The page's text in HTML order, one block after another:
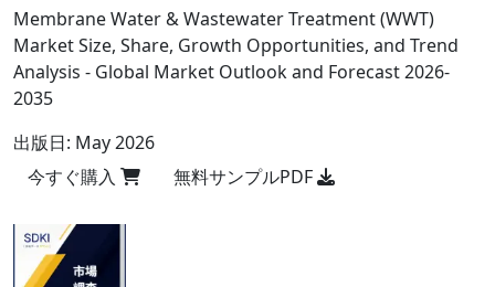
Membrane Water & Wastewater Treatment (WWT)
Market Size, Share, Growth Opportunities, and Trend
Analysis - Global Market Outlook and Forecast 2026-
2035
出版日: May 2026
今すぐ購入
無料サンプルPDF